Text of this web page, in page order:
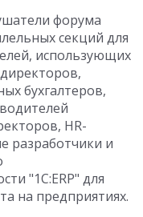
форума
секций для
использующих
бухгалтеров,
HR-
разработчики и
"1С:ERP" для
на предприятиях.